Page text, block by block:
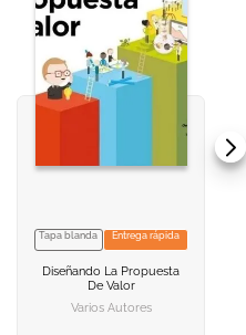
VER INFORMACION
AGREGAR AL
Tapa blanda Entrega rápida
Diseñando La Propuesta
De Valor
Varios Autores